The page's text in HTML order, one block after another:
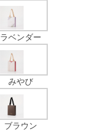
ラベンダー
みやび
ブラウン